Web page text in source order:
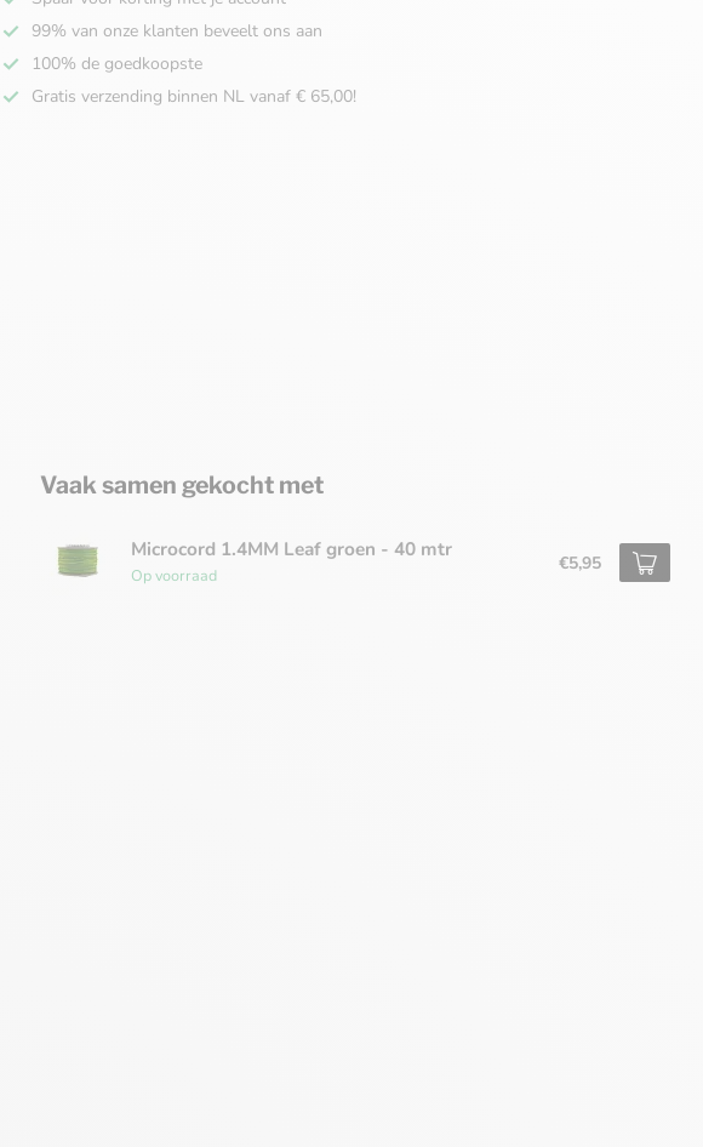
99% van onze klanten beveelt ons aan
100% de goedkoopste
Gratis verzending binnen NL vanaf € 65,00!
Vaak samen gekocht met
Microcord 1.4MM Leaf groen - 40 mtr
Op voorraad
€5,95